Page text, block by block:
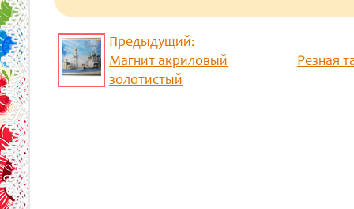
Предыдущий:
Магнит акриловый
золотистый
Резная